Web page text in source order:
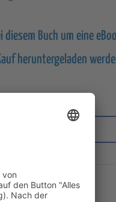
diesem Buch um eine
heruntergeladen
Kategorien: Aufsatz